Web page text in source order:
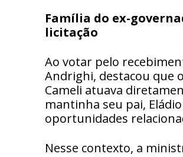
Família do ex-
licitação
Ao votar pelo
Andrighi, destacou que
Cameli atuava
mantinha seu pai,
oportunidades
Nesse contexto, a